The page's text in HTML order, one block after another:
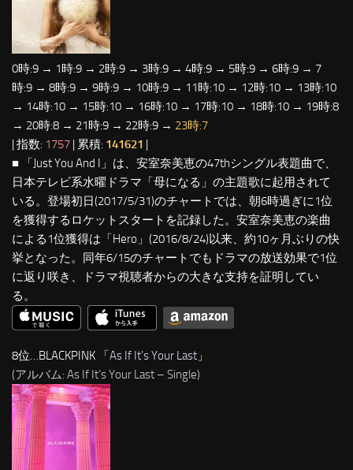
0時:9 → 1時:9 → 2時:9 → 3時:9 → 4時:9 → 5時:9 → 6時:9 → 7
時:9 → 8時:9 → 9時:9 → 10時:9 → 11時:10 → 12時:10 → 13時:10
→ 14時:10 → 15時:10 → 16時:10 → 17時:10 → 18時:10 → 19時:8
→ 20時:8 → 21時:9 → 22時:9 → 23時:7
| 指数: 1757 | 累積: 141621 |
■ 「Just You And I」は、安室奈美恵の47thシングル表題曲で、
日本テレビ系水曜ドラマ「母になる」の主題歌に起用されて
いる。登場初日(2017/5/31)のチャートでは、朝6時過ぎに1位
を獲得するロケットスタートを記録した。安室奈美恵の楽曲
による1位獲得は「Hero」(2016/8/24)以来、約10ヶ月ぶりの快
挙となった。同年6/15のチャートでもドラマの放送効果で1位
に返り咲き、ドラマ視聴者からの大きな支持を証明してい
る。
8位…BLACKPINK 「As If It’s Your Last 」
(アルバム: As If It’s Your Last – Single)